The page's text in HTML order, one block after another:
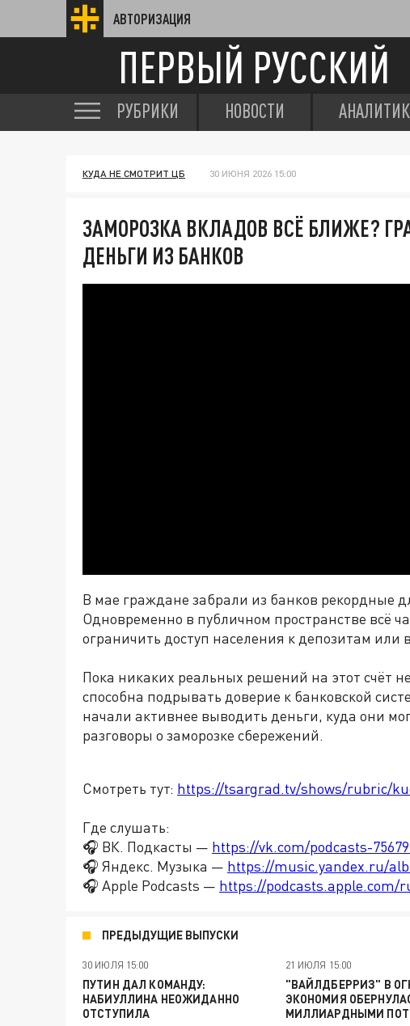
АВТОРИЗАЦИЯ
ПЕРВЫЙ РУССКИЙ
РУБРИКИ НОВОСТИ
КУДА НЕ СМОТРИТ ЦБ 30 ИЮНЯ 2026 15:00
ЗАМОРОЗКА ВКЛАДОВ ВСЁ БЛИЖЕ?
ДЕНЬГИ ИЗ БАНКОВ
В мае граждане забрали из банков рекордные
Одновременно в публичном пространстве всё
ограничить доступ населения к депозитам или
Пока никаких реальных решений на этот счёт
способна подрывать доверие к банковской
начали активнее выводить деньги, куда они
разговоры о заморозке сбережений.
Смотреть тут: https://tsargrad.tv/shows/rubric/
Где слушать:
🎧 ВК. Подкасты — https://vk.com/podcasts-
🎧 Яндекс. Музыка — https://music.yandex.ru/
🎧 Apple Podcasts — https://podcasts.apple.com/
ПРЕДЫДУЩИЕ ВЫПУСКИ
30 ИЮЛЯ 15:00
ПУТИН ДАЛ КОМАНДУ:
НАБИУЛЛИНА НЕОЖИДАННО
ОТСТУПИЛА
21 ИЮЛЯ 15:00
"ВАЙЛДБЕРРИЗ" В
ЭКОНОМИЯ
МИЛЛИАРДНЫМИ